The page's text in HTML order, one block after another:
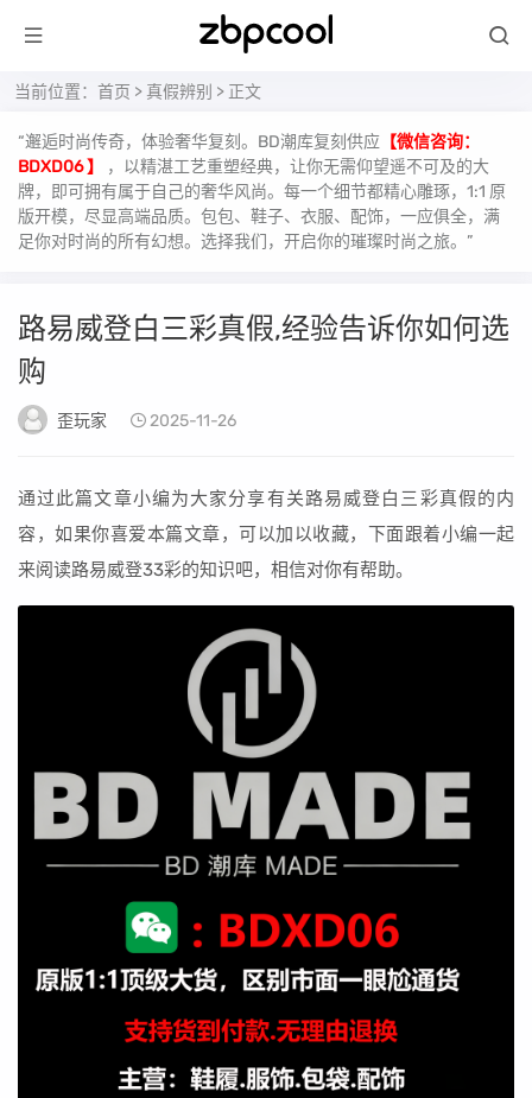
当前位置： 首页 > 真假辨别 > 正文
“邂逅时尚传奇，体验奢华复刻。BD潮库复刻供应 【微信咨询：
BDXD06 】
，以精湛工艺重塑经典，让你无需仰望遥不可及的大
牌，即可拥有属于自己的奢华风尚。每一个细节都精心雕琢，1:1 原
版开模，尽显高端品质。包包、鞋子、衣服、配饰，一应俱全，满
足你对时尚的所有幻想。选择我们，开启你的璀璨时尚之旅。”
路易威登白三彩真假,经验告诉你如何选
购
歪玩家 2025-11-26
通过此篇文章小编为大家分享有关路易威登白三彩真假的内
容，如果你喜爱本篇文章，可以加以收藏，下面跟着小编一起
来阅读路易威登33彩的知识吧，相信对你有帮助。